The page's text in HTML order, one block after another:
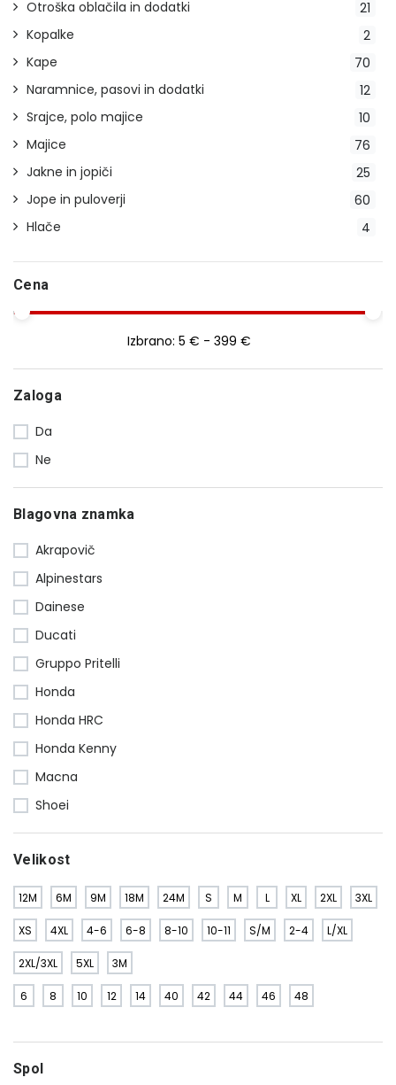
21
Otroška oblačila in dodatki
2
Kopalke
70
Kape
12
Naramnice, pasovi in dodatki
10
Srajce, polo majice
76
Majice
25
Jakne in jopiči
60
Jope in puloverji
4
Hlače
Cena
Izbrano: 5 € - 399 €
Zaloga
Da
Ne
Blagovna znamka
Akrapovič
Alpinestars
Dainese
Ducati
Gruppo Pritelli
Honda
Honda HRC
Honda Kenny
Macna
Shoei
Velikost
12M 6M 9M 18M 24M S M L XL 2XL 3XL
XS 4XL 4-6 6-8 8-10 10-11 S/M 2-4 L/XL
2XL/3XL 5XL 3M
6 8 10 12 14 40 42 44 46 48
Spol